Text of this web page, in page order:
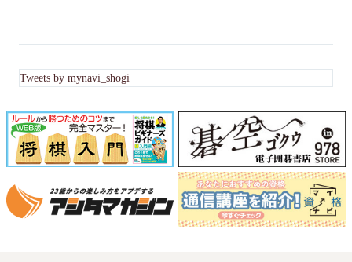
Tweets by mynavi_shogi